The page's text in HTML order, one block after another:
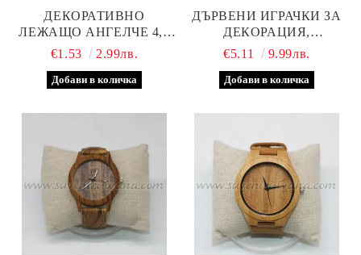
ДЕКОРАТИВНО
ЛЕЖАЩО АНГЕЛЧЕ 4,5
Х 6,5 СМ.
€1.53 2.99лв.
ДЪРВЕНИ ИГРАЧКИ ЗА
ДЕКОРАЦИЯ,
КОМПЛЕКТ 3 БРОЯ
€5.11 9.99лв.